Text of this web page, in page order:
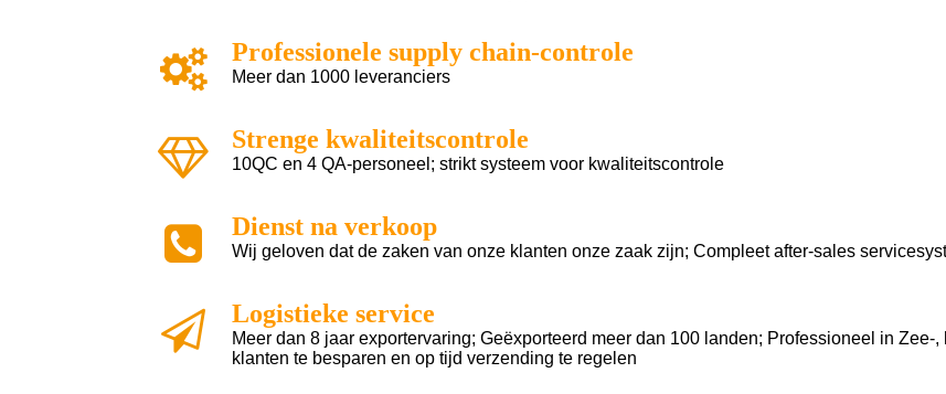
Professionele supply chain-controle
Meer dan 1000 leveranciers
Strenge kwaliteitscontrole
10QC en 4 QA-personeel; strikt systeem voor kwaliteitscontrole
Dienst na verkoop
Wij geloven dat de zaken van onze klanten onze zaak zijn; Compleet after-sales
Logistieke service
Meer dan 8 jaar exportervaring; Geëxporteerd meer dan 100 landen; Professioneel in Zee-,
klanten te besparen en op tijd verzending te regelen